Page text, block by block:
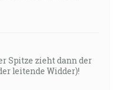
Spitze zieht dann der
leitende Widder)!